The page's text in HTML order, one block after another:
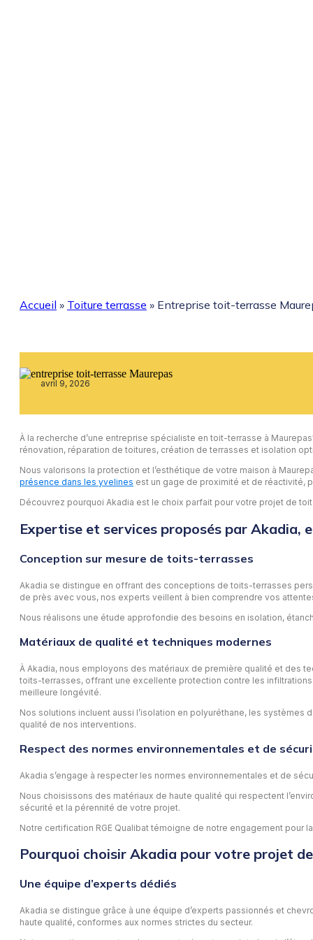
Accueil » Toiture terrasse » Entreprise toit-terrasse
avril 9, 2026
À la recherche d’une entreprise spécialiste en toit-terrasse à
rénovation, réparation de toitures, création de terrasses et isolation
Nous valorisons la protection et l’esthétique de votre maison à
présence dans les yvelines est un gage de proximité et de réactivité,
Découvrez pourquoi Akadia est le choix parfait pour votre projet de
Expertise et services proposés par
Conception sur mesure de toits-terrasses
Akadia se distingue en offrant des conceptions de toits-terrasses
de près avec vous, nos experts veillent à bien comprendre vos
Nous réalisons une étude approfondie des besoins en isolation,
Matériaux de qualité et techniques modernes
À Akadia, nous employons des matériaux de première qualité et des
toits-terrasses, offrant une excellente protection contre les
meilleure longévité.
Nos solutions incluent aussi l’isolation en polyuréthane, les
qualité de nos interventions.
Respect des normes environnementales et de
Akadia s’engage à respecter les normes environnementales et de
Nous choisissons des matériaux de haute qualité qui respectent
sécurité et la pérennité de votre projet.
Notre certification RGE Qualibat témoigne de notre engagement pour
Pourquoi choisir Akadia pour votre projet
Une équipe d’experts dédiés
Akadia se distingue grâce à une équipe d’experts passionnés et
haute qualité, conformes aux normes strictes du secteur.